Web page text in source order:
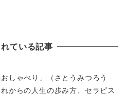
ている記事
おしゃべり」（さとうみつろう
からの人生の歩み方、セラピス